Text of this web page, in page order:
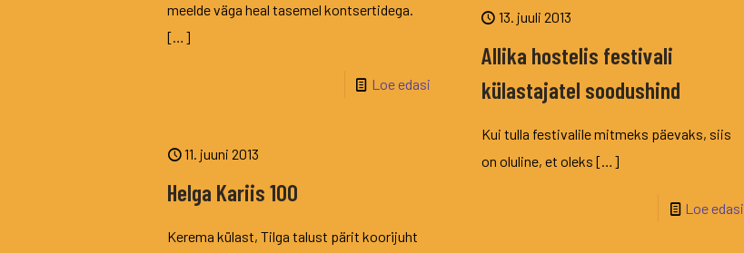
meelde väga heal tasemel kontsertidega.
[…]
Loe edasi
13. juuli 2013
Allika hostelis festivali
külastajatel soodushind
Kui tulla festivalile mitmeks päevaks, siis
on oluline, et oleks […]
Loe edasi
11. juuni 2013
Helga Kariis 100
Kerema külast, Tilga talust pärit koorijuht